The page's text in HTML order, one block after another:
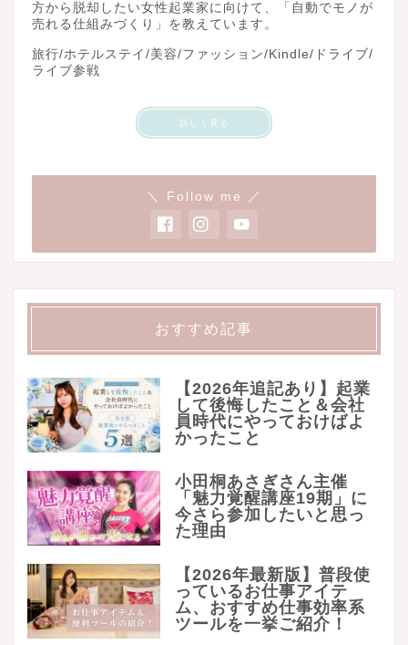
方から脱却したい女性起業家に向けて、「自動でモノが
売れる仕組みづくり」を教えています。
旅行/ホテルステイ/美容/ファッション/Kindle/ドライブ/
ライブ参戦
詳しく見る
＼ Follow me ／
おすすめ記事
【2026年追記あり】起業
して後悔したこと＆会社
員時代にやっておけばよ
かったこと
小田桐あさぎさん主催
「魅力覚醒講座19期」に
今さら参加したいと思っ
た理由
【2026年最新版】普段使
っているお仕事アイテ
ム、おすすめ仕事効率系
ツールを一挙ご紹介！